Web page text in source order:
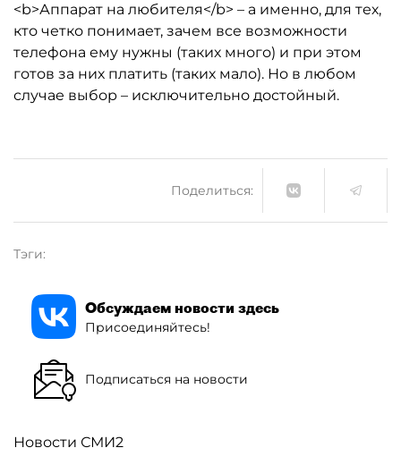
<b>Аппарат на любителя</b> – а именно, для тех,
кто четко понимает, зачем все возможности
телефона ему нужны (таких много) и при этом
готов за них платить (таких мало). Но в любом
случае выбор – исключительно достойный.
Поделиться:
Тэги:
Обсуждаем новости здесь
Присоединяйтесь!
Подписаться на новости
Новости СМИ2